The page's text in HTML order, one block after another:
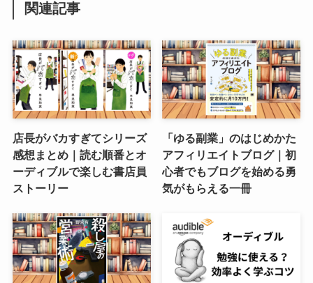
関連記事
店長がバカすぎてシリーズ
感想まとめ｜読む順番とオ
ーディブルで楽しむ書店員
ストーリー
「ゆる副業」のはじめかた
アフィリエイトブログ｜初
心者でもブログを始める勇
気がもらえる一冊